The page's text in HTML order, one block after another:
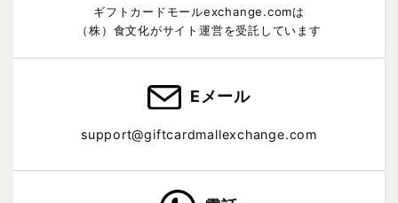
ギフトカードモールexchange.comは
（株）食文化がサイト運営を受託しています
Eメール
support@giftcardmallexchange.com